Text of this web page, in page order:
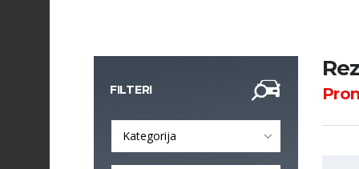
FILTERI
Kategorija